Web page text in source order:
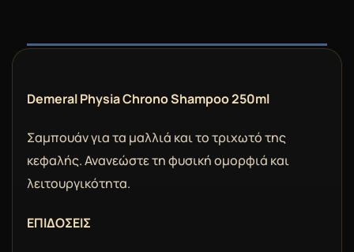
Demeral Physia Chrono Shampoo 250ml
Σαμπουάν για τα μαλλιά και το τριχωτό της
κεφαλής. Ανανεώστε τη φυσική ομορφιά και
λειτουργικότητα.
ΕΠΙΔΟΣΕΙΣ